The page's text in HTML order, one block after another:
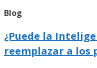
Blog
¿Puede la
reemplazar a los